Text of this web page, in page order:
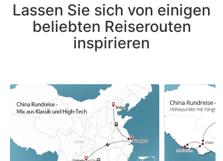
Lassen Sie sich von einigen
beliebten Reiserouten
inspirieren